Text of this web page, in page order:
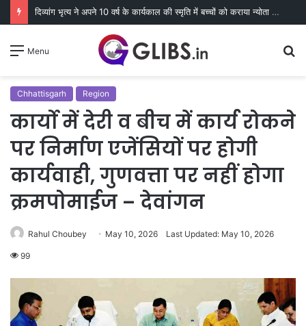
दिव्यांग भृत्य ने अपने 10 वर्ष के कार्यकाल की स्मृति में बच्चों को कराया न्योता भोज
Menu
Chhattisgarh Region
कार्यो में देरी व बीच में कार्य रोकने
पर निर्माण एजेंसियों पर होगी
कार्यवाही, गुणवत्ता पर नहीं होगा
क्रमपोमाईज – देवांगन
Rahul Choubey May 10, 2026 Last Updated: May 10, 2026
99